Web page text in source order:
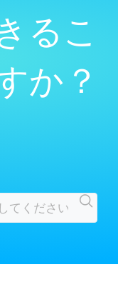
るこ
か？